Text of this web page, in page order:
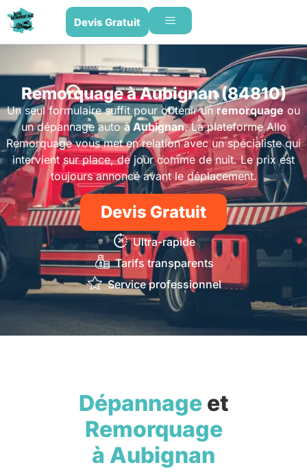
Devis Gratuit
Remorquage à Aubignan (84810)
Un seul formulaire suffit pour obtenir unremorquage ou
un dépannage autoà Aubignan. La plateforme Allo
Remorquage vous met en relation avec un spécialiste qui
intervient sur place, de jour comme de nuit. Le prix est
toujours annoncé avant le déplacement.
Devis Gratuit
Ultra-rapide
Tarifs transparents
Service professionnel
Dépannageet
Remorquage
à Aubignan